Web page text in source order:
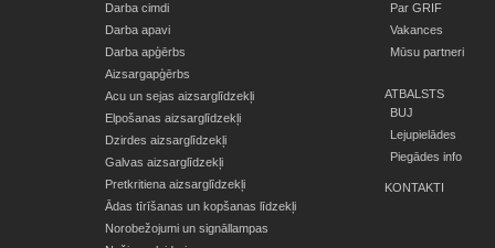
Darba cimdi
Darba apavi
Darba apģērbs
Aizsargapģērbs
Acu un sejas aizsarglīdzekļi
Elpošanas aizsarglīdzekļi
Dzirdes aizsarglīdzekļi
Galvas aizsarglīdzekļi
Pretkritiena aizsarglīdzekļi
Ādas tīrīšanas un kopšanas līdzekļi
Norobežojumi un signāllampas
Par GRIF
Vakances
Mūsu partneri
ATBALSTS
BUJ
Lejupielādes
Piegādes info
KONTAKTI